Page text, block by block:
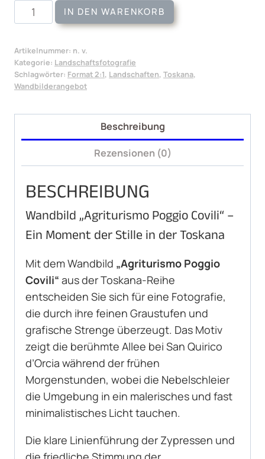
Wandbild
Agriturismo
Covili
Menge
IN DEN WARENKORB
Artikelnummer: n. v.
Kategorie: Landschaftsfotografie
Schlagwörter: Format 2:1, Landschaften, Toskana,
Wandbilderangebot
Beschreibung
Rezensionen (0)
BESCHREIBUNG
Wandbild „Agriturismo Poggio Covili“ –
Ein Moment der Stille in der Toskana
Mit dem Wandbild „Agriturismo Poggio
Covili“ aus der Toskana-Reihe
entscheiden Sie sich für eine Fotografie,
die durch ihre feinen Graustufen und
grafische Strenge überzeugt. Das Motiv
zeigt die berühmte Allee bei San Quirico
d’Orcia während der frühen
Morgenstunden, wobei die Nebelschleier
die Umgebung in ein malerisches und fast
minimalistisches Licht tauchen.
Die klare Linienführung der Zypressen und